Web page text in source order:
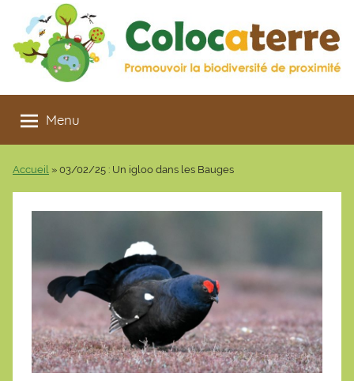
contenu
Colocaterre
Promouvoir
la
proximité
Menu
Accueil » 03/02/25 : Un igloo dans les Bauges